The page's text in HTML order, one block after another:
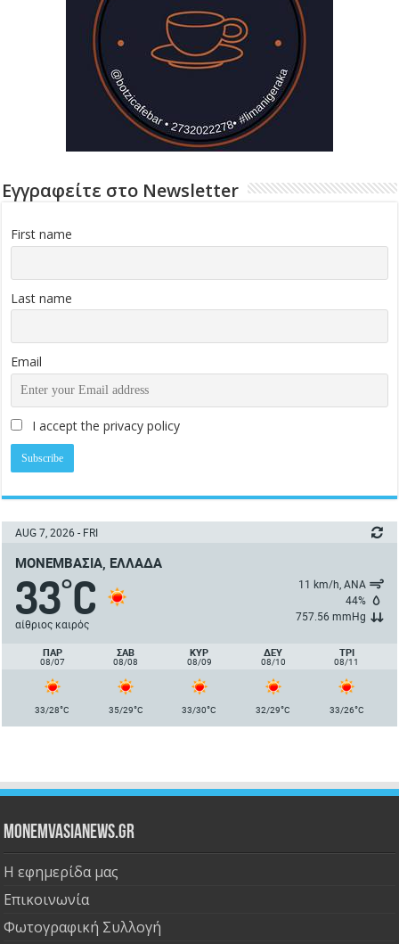
Εγγραφείτε στο Newsletter
First name
Last name
Email
I accept the privacy policy
AUG 7, 2026 - FRI
ΜΟΝΕΜΒΑΣΙΆ, ΕΛΛΆΔΑ
33°C
αίθριος καιρός
11 km/h, ΑΝΑ
44%
757.56 mmHg
ΠΑΡ
08/07
ΣΑΒ
08/08
ΚΥΡ
08/09
ΔΕΥ
08/10
ΤΡΙ
08/11
33/28°C 35/29°C 33/30°C 32/29°C 33/26°C
Monemvasianews.gr
Η εφημερίδα μας
Επικοινωνία
Φωτογραφική Συλλογή